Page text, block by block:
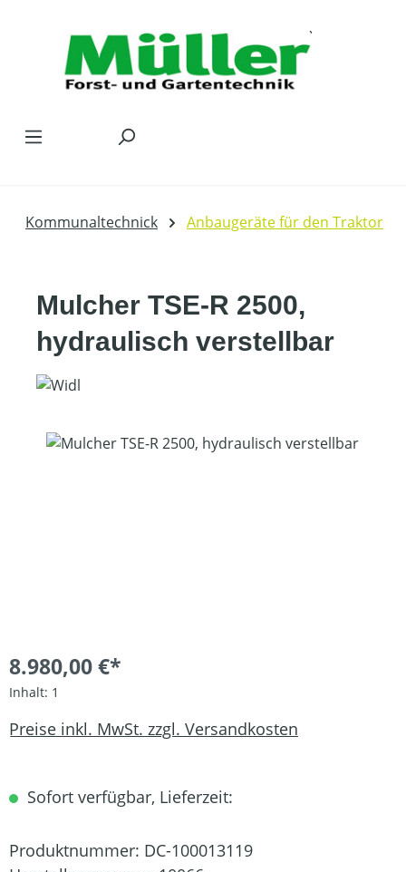
Kommunaltechnick Anbaugeräte für den Traktor
Mulcher TSE-R 2500,
hydraulisch verstellbar
Bildergalerie überspringen
8.980,00 €*
Inhalt: 1
Preise inkl. MwSt. zzgl. Versandkosten
Sofort verfügbar, Lieferzeit:
Produktnummer: DC-100013119